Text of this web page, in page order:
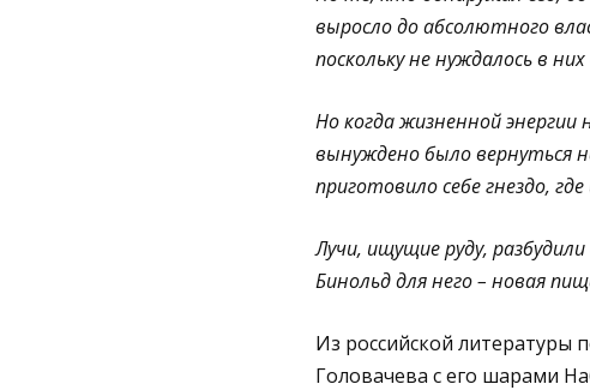
выросло до абсолютного
поскольку не нуждалось в
Но когда жизненной энергии
вынуждено было вернуться
приготовило себе гнездо,
Лучи, ищущие руду,
Бинольд для него – новая
Из российской литературы
Головачева с его шарами